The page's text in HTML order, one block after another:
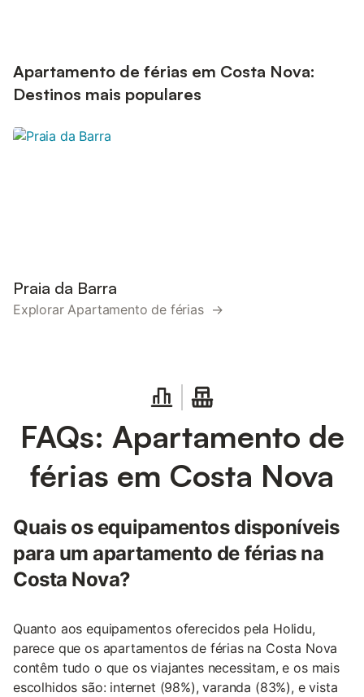
Apartamento de férias em Costa Nova:
Destinos mais populares
Praia da Barra
Explorar Apartamento de férias →
FAQs: Apartamento de
férias em Costa Nova
Quais os equipamentos disponíveis
para um apartamento de férias na
Costa Nova?
Quanto aos equipamentos oferecidos pela Holidu,
parece que os apartamentos de férias na Costa Nova
contêm tudo o que os viajantes necessitam, e os mais
escolhidos são: internet (98%), varanda (83%), e vista